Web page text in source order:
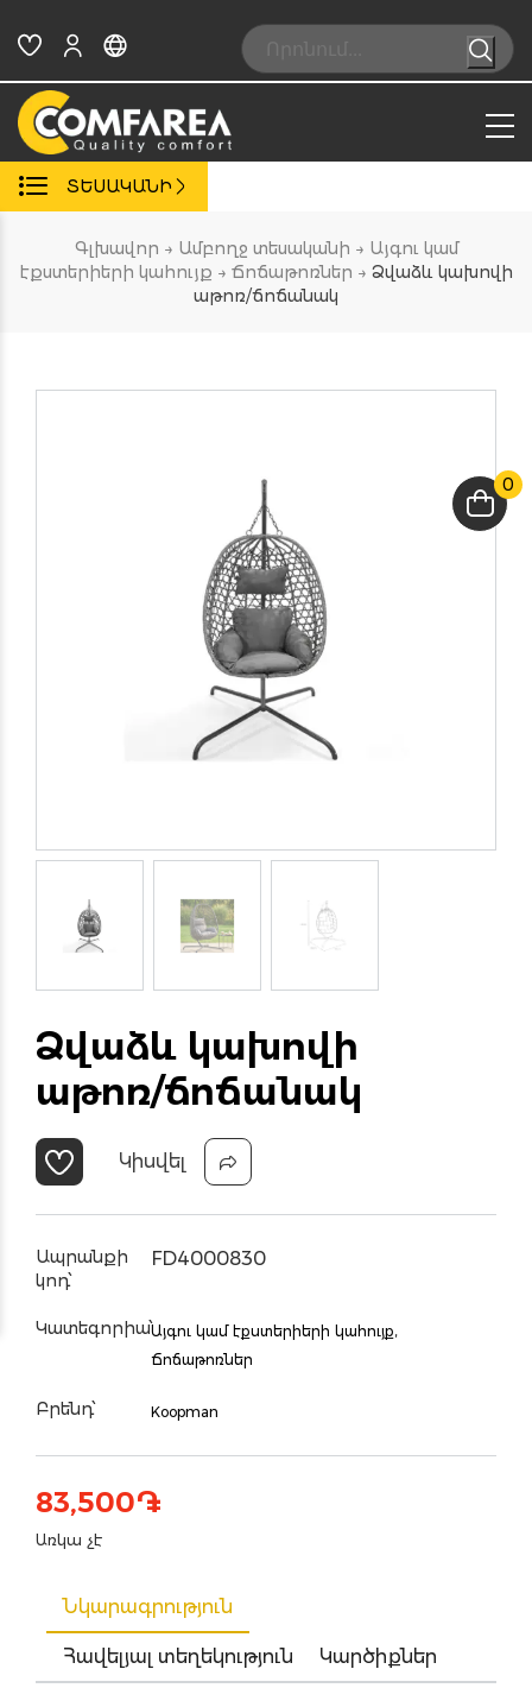
content
Search:
0
ՏԵՍԱԿԱՆԻ
Գլխավոր → Ամբողջ տեսականի → Այգու կամ
էքստերիերի կահույք → Ճոճաթոռներ → Ձվաձև կախովի
աթոռ/ճոճանակ
Ձվաձև կախովի
աթոռ/ճոճանակ
Կիսվել
Ապրանքի
կոդ՝
FD4000830
Կատեգորիա՝Այգու կամ էքստերիերի կահույք,
Ճոճաթոռներ
Բրենդ՝ Koopman
83,500֏
Առկա չէ
Նկարագրություն
Հավելյալ տեղեկություն Կարծիքներ